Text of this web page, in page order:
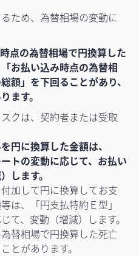
ため、為替相場の変動に
時点の為替相場で円換算した
お払い込み時点の為替相
額」を下回ることがあり、
ます。
クは、契約者または受取
円に換算した金額は、
トの変動に応じて、お払い
します。
加して円に換算してお支
は、「円支払特約Ｅ型」
て、変動（増減）します。
替相場で円換算した死亡
とがあります。